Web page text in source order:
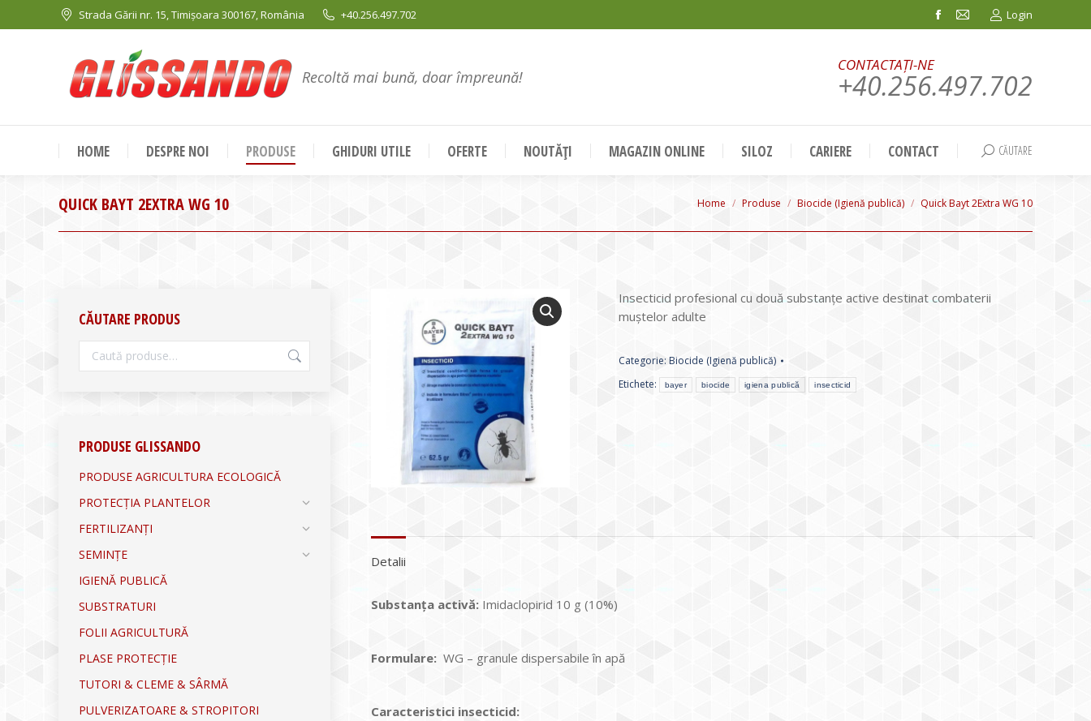
Strada Gării nr. 15, Timișoara 300167, România +40.256.497.702
Facebook
in
window
Mail
in
window
Login
Recoltă mai bună, doar împreună!
CONTACTAȚI-NE
+40.256.497.702
HOME DESPRE NOI PRODUSE GHIDURI UTILE OFERTE NOUTĂȚI MAGAZIN ONLINE SILOZ CARIERE CONTACT Search:
CĂUTARE
QUICK BAYT 2EXTRA WG 10 You are here:
Home Produse Biocide (Igienă publică) Quick Bayt 2Extra WG 10
Insecticid profesional cu două substanțe active destinat combaterii
muștelor adulte
Categorie: Biocide (Igienă publică)
Etichete:
bayer biocide igiena publică insecticid
Detalii
Substanța activă: Imidaclopirid 10 g (10%)
Formulare: WG – granule dispersabile în apă
Caracteristici insecticid:
CĂUTARE PRODUS
PRODUSE GLISSANDO
PRODUSE AGRICULTURA ECOLOGICĂ
PROTECȚIA PLANTELOR
FERTILIZANȚI
SEMINȚE
IGIENĂ PUBLICĂ
SUBSTRATURI
FOLII AGRICULTURĂ
PLASE PROTECȚIE
TUTORI & CLEME & SÂRMĂ
PULVERIZATOARE & STROPITORI